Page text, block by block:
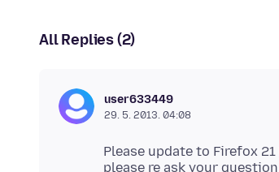
All Replies (2)
user633449
29. 5. 2013. 04:08
Please update to Firefox 21